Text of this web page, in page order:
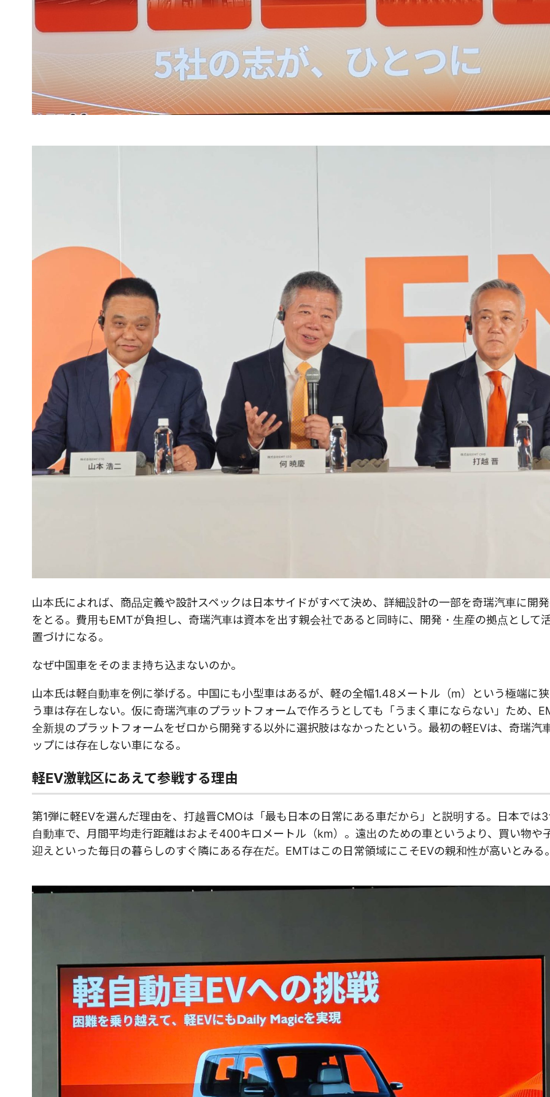
山本氏によれば、商品定義や設計スペックは日本サイドがすべて決め、詳細設計の一部を奇瑞汽車に開
をとる。費用もEMTが負担し、奇瑞汽車は資本を出す親会社であると同時に、開発・生産の拠点として
置づけになる。
なぜ中国車をそのまま持ち込まないのか。
山本氏は軽自動車を例に挙げる。中国にも小型車はあるが、軽の全幅1.48メートル（m）という極端に
う車は存在しない。仮に奇瑞汽車のプラットフォームで作ろうとしても「うまく車にならない」ため、
全新規のプラットフォームをゼロから開発する以外に選択肢はなかったという。最初の軽EVは、奇瑞汽
ップには存在しない車になる。
軽EV激戦区にあえて参戦する理由
第1弾に軽EVを選んだ理由を、打越晋CMOは「最も日本の日常にある車だから」と説明する。日本では
自動車で、月間平均走行距離はおよそ400キロメートル（km）。遠出のための車というより、買い物や
迎えといった毎日の暮らしのすぐ隣にある存在だ。EMTはこの日常領域にこそEVの親和性が高いとみる